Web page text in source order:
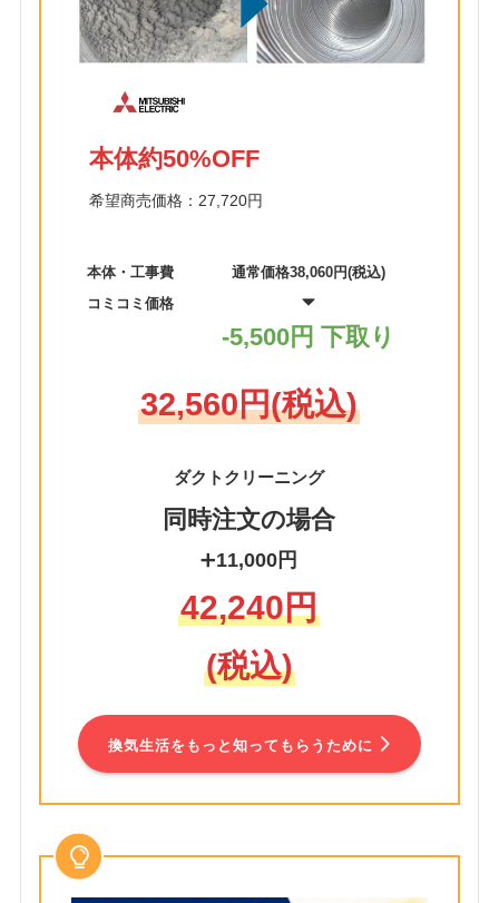
本体約50%OFF
希望商売価格：27,720円
本体・工事費
コミコミ価格
通常価格38,060円(税込)
-5,500円 下取り
32,560円(税込)
ダクトクリーニング
同時注文の場合
➕11,000円
42,240円
(税込)
換気生活をもっと知ってもらうために